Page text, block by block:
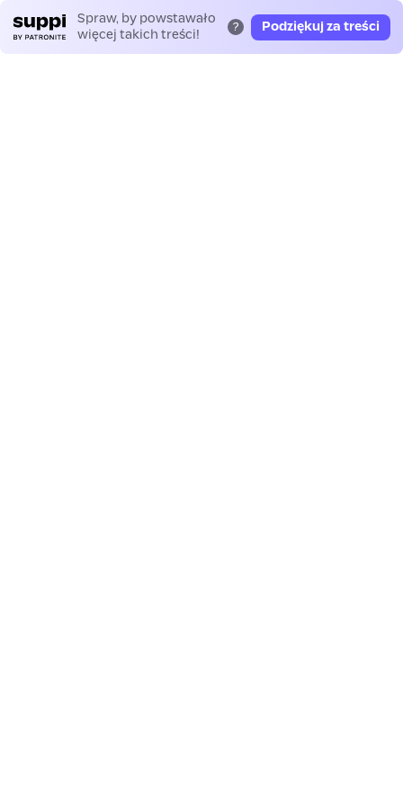
Spraw, by powstawało
więcej takich treści!
? Podziękuj za treści